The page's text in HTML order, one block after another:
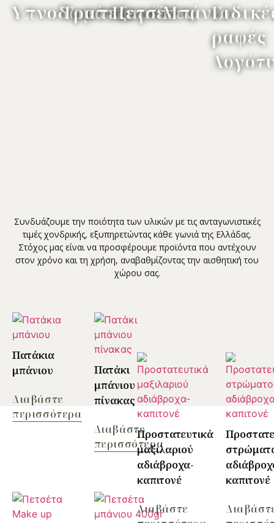
Υπνοδωμάτια
Τραπεζαρία
ΠετσέτεςΜπάνιο
ραφές
Συνδυάζουμε την ποιότητα των υλικών με τις ανταγωνιστικές
τιμές χονδρικής, εξυπηρετώντας κάθε γωνιά της Ελλάδας.
Στόχος μας είναι να προσφέρουμε προϊόντα που αντέχουν
στον χρόνο και τη χρήση, αναβαθμίζοντας την αισθητική του
χώρου σας.
Πατάκια
μπάνιου
Διαβάστε
περισσότερα
Πατάκι
μπάνιου
πίνακας
Διαβάστε
περισσότερα
Προστατευτικά
μαξιλαριού
αδιάβροχα-
καπιτονέ
Διαβάστε
καπιτονέ